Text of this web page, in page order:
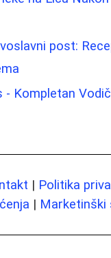
post:
- Kompletan
| Politika
| Marketinški